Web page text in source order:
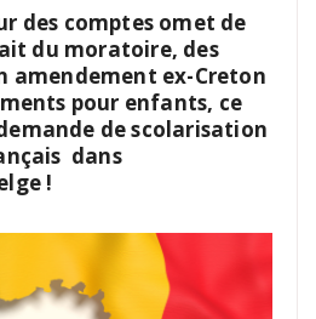
des comptes omet de
du moratoire, des
amendement ex-Creton
pour enfants, ce
de scolarisation
dans
!